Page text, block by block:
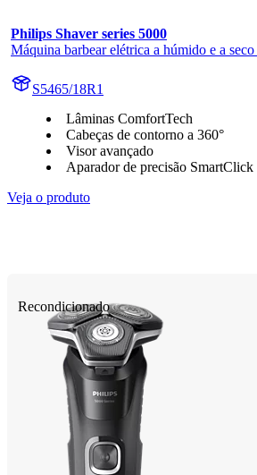
Philips Shaver series 5000
Máquina barbear elétrica a húmido e a seco
S5465/18R1
Lâminas ComfortTech
Cabeças de contorno a 360°
Visor avançado
Aparador de precisão SmartClick
Veja o produto
Recondicionado